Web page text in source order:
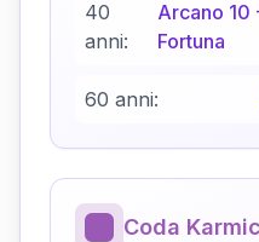
40
anni:
Arcano 10
Fortuna
60 anni:
Coda